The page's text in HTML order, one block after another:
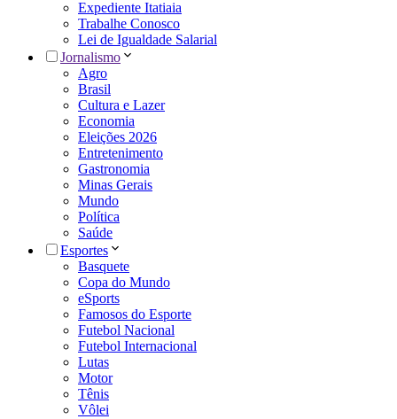
Expediente Itatiaia
Trabalhe Conosco
Lei de Igualdade Salarial
Jornalismo
Agro
Brasil
Cultura e Lazer
Economia
Eleições 2026
Entretenimento
Gastronomia
Minas Gerais
Mundo
Política
Saúde
Esportes
Basquete
Copa do Mundo
eSports
Famosos do Esporte
Futebol Nacional
Futebol Internacional
Lutas
Motor
Tênis
Vôlei